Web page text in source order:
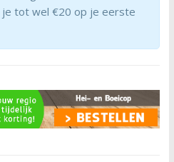
je tot wel €20 op je eerste